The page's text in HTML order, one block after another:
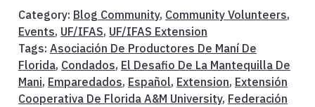
Category: Blog Community, Community Volunteers,
Events, UF/IFAS, UF/IFAS Extension
Tags: Asociación De Productores De Maní De
Florida, Condados, El Desafio De La Mantequilla De
Mani, Emparedados, Español, Extension, Extensión
Cooperativa De Florida A&M University, Federación